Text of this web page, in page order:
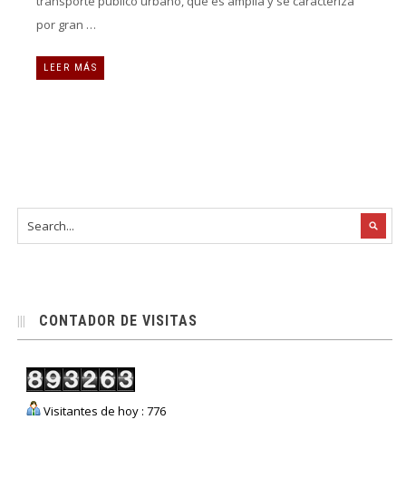
por gran …
LEER MÁS
CONTADOR DE VISITAS
Visitantes de hoy : 776